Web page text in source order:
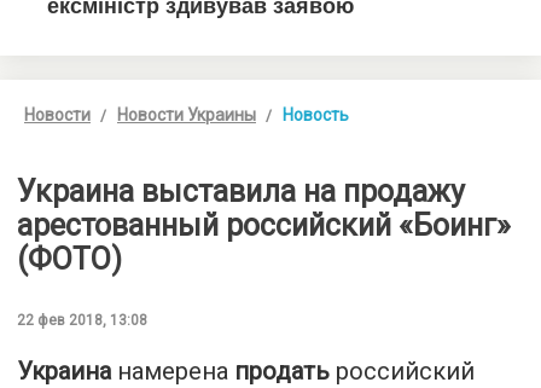
Новости Новости Украины Новость
Украина выставила на продажу
арестованный российский «Боинг»
(ФОТО)
22 фев 2018, 13:08
Украинанамерена продать российский